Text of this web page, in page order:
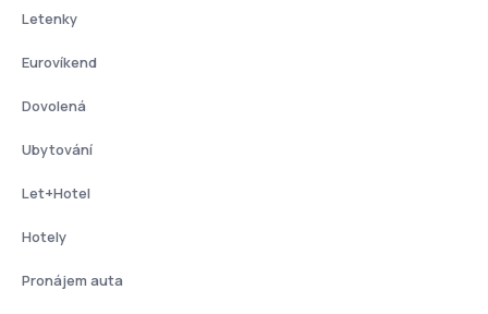
Letenky
Eurovíkend
Dovolená
Ubytování
Let+Hotel
Hotely
Pronájem auta